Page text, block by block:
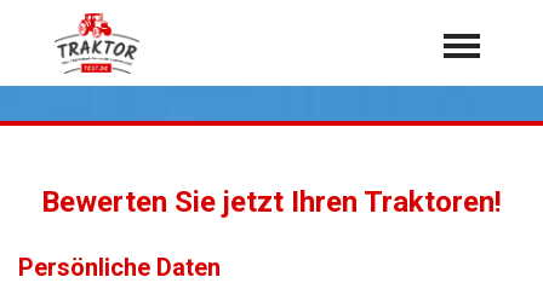
Home
Mähdrescher
Feldhäcksler
Über 7.000 Testberichte
Bewerten Sie jetzt Ihren Traktoren!
Persönliche Daten